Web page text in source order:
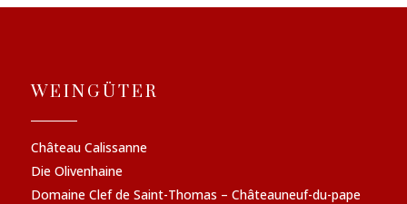
WEINGÜTER
Château Calissanne
Die Olivenhaine
Domaine Clef de Saint-Thomas – Châteauneuf-du-pape